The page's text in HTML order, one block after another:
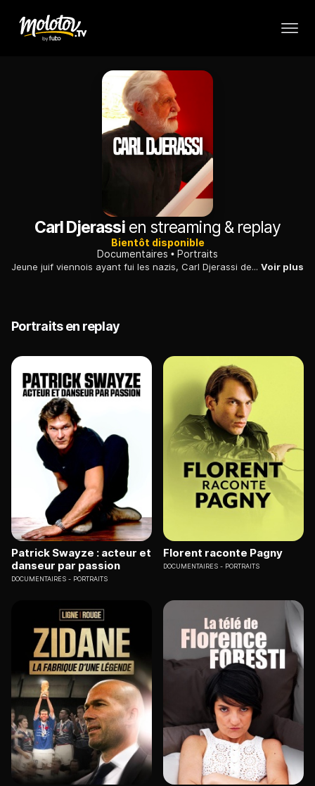
Carl Djerassien streaming & replay
Bientôt disponible
Documentaires
Portraits
Jeune juif viennois ayant fui les nazis, Carl Djerassi devient plus tard chimiste et découvre la noréthistérone, progestatif déterminant pour l'invention de la pilule contraceptive. Voir plus
Portraits en replay
Patrick Swayze : acteur et
danseur par passion
DOCUMENTAIRES PORTRAITS
Florent raconte Pagny
DOCUMENTAIRES PORTRAITS